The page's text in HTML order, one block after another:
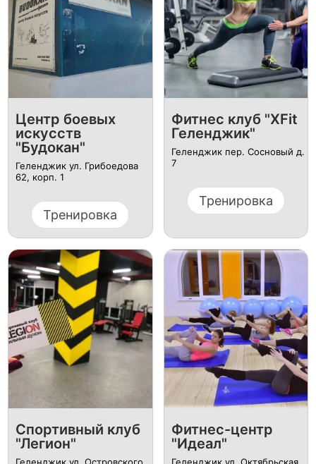
Центр боевых
искусств
"Будокан"
Геленджик ул. Грибоедова
62, корп. 1
Тренировка
Фитнес клуб "XFit
Геленджик"
Геленджик пер. Сосновый д.
7
Тренировка
Спортивный клуб
"Легион"
Фитнес-центр
"Идеал"